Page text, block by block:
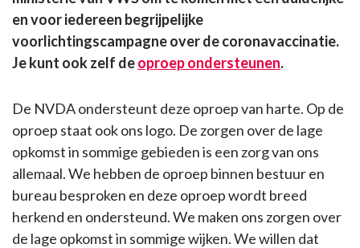
en voor iedereen begrijpelijke
voorlichtingscampagne over de coronavaccinatie.
Je kunt ook zelf deoproep ondersteunen.
De NVDA ondersteunt deze oproep van harte. Op de
oproep staat ook ons logo. De zorgen over de lage
opkomst in sommige gebieden is een zorg van ons
allemaal. We hebben de oproep binnen bestuur en
bureau besproken en deze oproep wordt breed
herkend en ondersteund. We maken ons zorgen over
de lage opkomst in sommige wijken. We willen dat